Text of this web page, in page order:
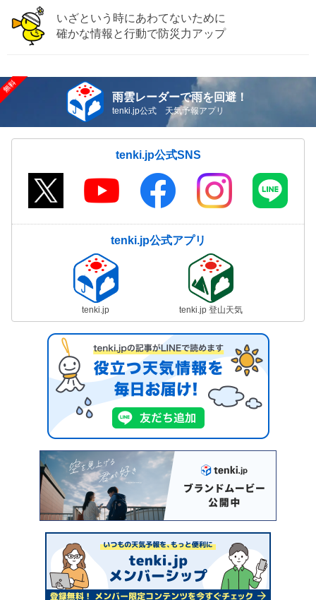
いざという時にあわてないために
確かな情報と行動で防災力アップ
雨雲レーダーで雨を回避！
tenki.jp公式 天気予報アプリ
tenki.jp公式SNS
tenki.jp公式アプリ
tenki.jp tenki.jp 登山天気